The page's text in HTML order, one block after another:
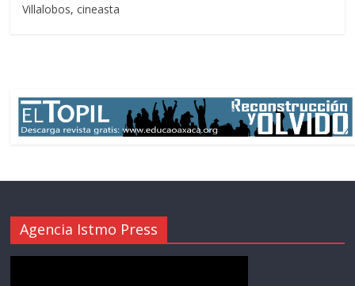
Villalobos, cineasta
Agencia Istmo Press